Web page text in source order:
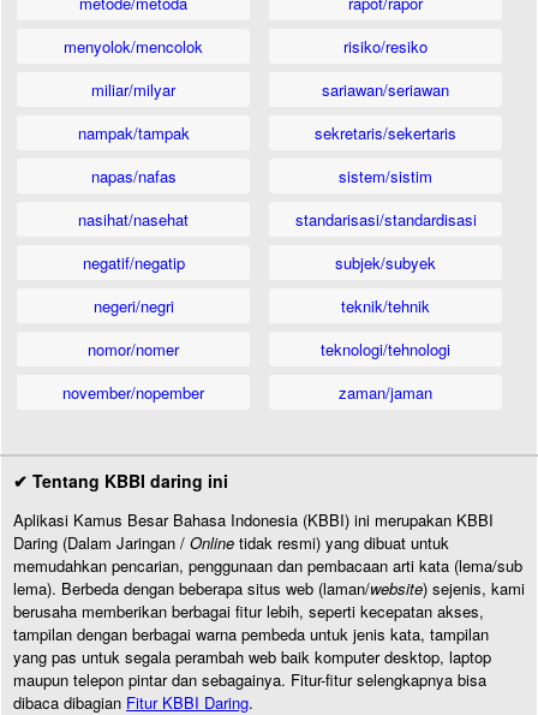
menyolok/mencolok
miliar/milyar
nampak/tampak
napas/nafas
nasihat/nasehat
negatif/negatip
negeri/negri
nomor/nomer
november/nopember
risiko/resiko
sariawan/seriawan
sekretaris/sekertaris
sistem/sistim
standarisasi/standardisasi
subjek/subyek
teknik/tehnik
teknologi/tehnologi
zaman/jaman
✔ Tentang KBBI daring ini
Aplikasi Kamus Besar Bahasa Indonesia (KBBI) ini merupakan KBBI
Daring (Dalam Jaringan / Online tidak resmi) yang dibuat untuk
memudahkan pencarian, penggunaan dan pembacaan arti kata (lema/sub
lema). Berbeda dengan beberapa situs web (laman/website) sejenis, kami
berusaha memberikan berbagai fitur lebih, seperti kecepatan akses,
tampilan dengan berbagai warna pembeda untuk jenis kata, tampilan
yang pas untuk segala perambah web baik komputer desktop, laptop
maupun telepon pintar dan sebagainya. Fitur-fitur selengkapnya bisa
dibaca dibagian Fitur KBBI Daring.